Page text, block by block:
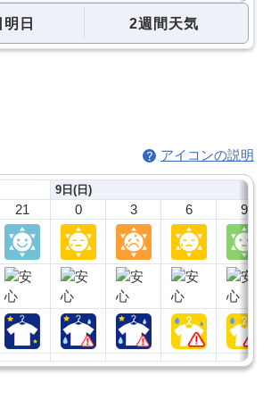
日 2週間天気
アイコンの説明
21
9日(日)
0 3 6 9